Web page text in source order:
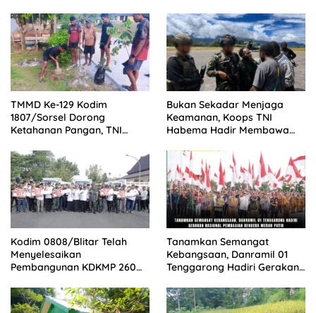
TMMD Ke-129 Kodim
1807/Sorsel Dorong
Ketahanan Pangan, TNI
Kemandirian Pangan di
Kampung Sesor
Bukan Sekadar Menjaga
Keamanan, Koops TNI
Habema Hadir Membawa
Tengah Konflik Ugimba,
Papua Tengah
Kodim 0808/Blitar Telah
Menyelesaikan
Pembangunan KDKMP 260
Menjadi Tercepat Seluruh
Indonesia
Tanamkan Semangat
Kebangsaan, Danramil 01
Tenggarong Hadiri Gerakan
Bendera Merah Putih